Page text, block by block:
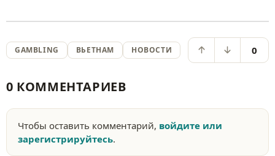
GAMBLING ВЬЕТНАМ НОВОСТИ 0
0 КОММЕНТАРИЕВ
Чтобы оставить комментарий, войдите или
зарегистрируйтесь.